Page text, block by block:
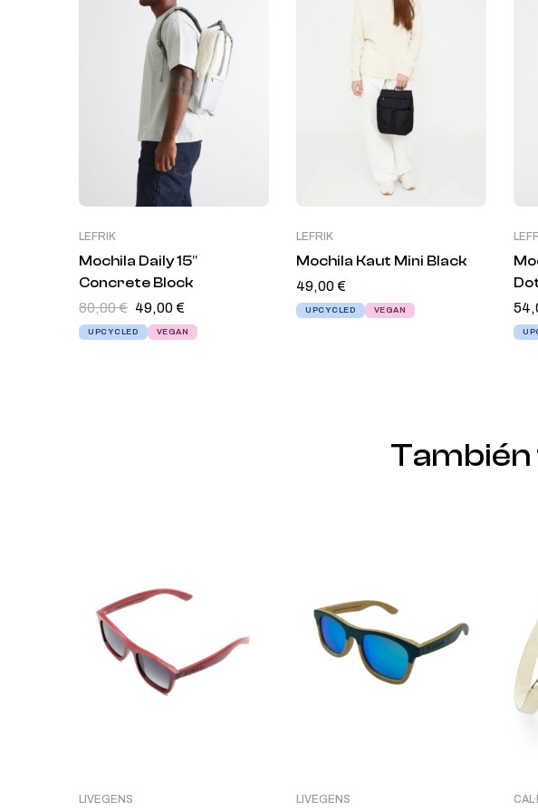
LEFRIK
Mochila Daily 15″
Concrete Block
80,00€ 49,00€
UPCYCLED VEGAN
LEFRIK
Mochila Kaut Mini Black
49,00€
UPCYCLED VEGAN
LIVEGENS LIVEGENS